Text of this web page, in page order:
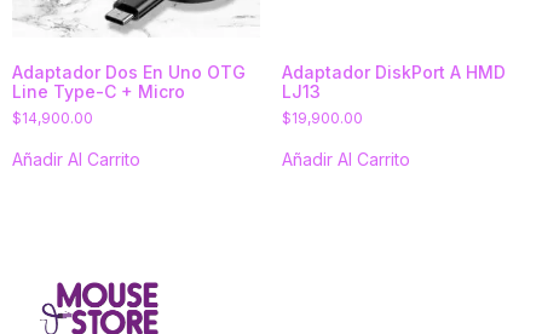
Adaptador Dos En Uno OTG
Line Type-C + Micro
$14,900.00
Añadir Al Carrito
Adaptador DiskPort A HMD
LJ13
$19,900.00
Añadir Al Carrito